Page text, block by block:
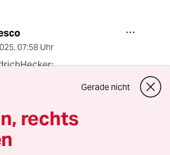
, 07:58 Uhr
teuer?
Gerade nicht
rechts